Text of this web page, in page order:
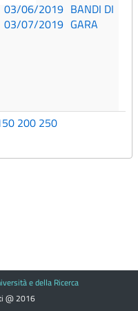
03/06/2019
03/07/2019
BANDI DI
GARA
200 250
e della Ricerca
@ 2016